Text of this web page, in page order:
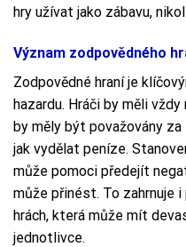
hry užívat jako zábavu,
Význam zodpovědného
Zodpovědné hraní je
hazardu. Hráči by měli
by měly být považovány
jak vydělat peníze.
může pomoci předejít
může přinést. To zahrnuje
hrách, která může mít
jednotlivce.